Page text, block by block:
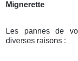
Mignerette
Les pannes de
diverses raisons :